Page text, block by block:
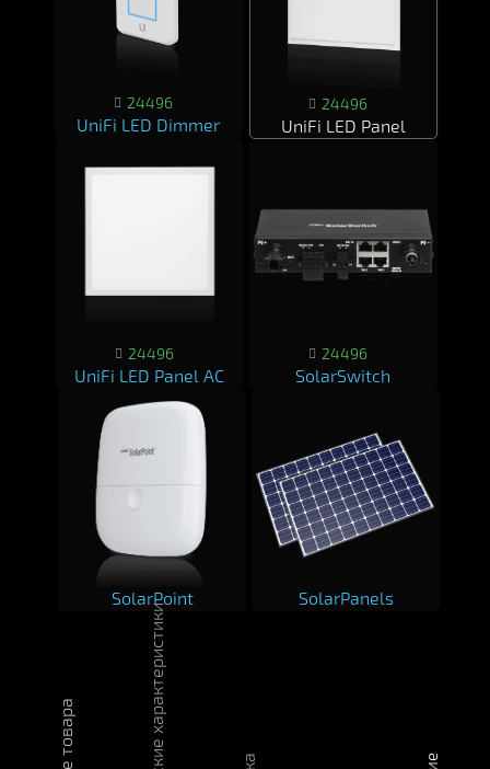
24496
UniFi LED Dimmer
24496
UniFi LED Panel
24496
UniFi LED Panel AC
24496
SolarSwitch
SolarPoint SolarPanels
Технические характеристики